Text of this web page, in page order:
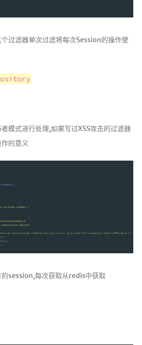
过滤器单次过滤将每次Session的操作使
模式进行处理,如果写过XSS攻击的过滤器
的意义
session,每次获取从redis中获取